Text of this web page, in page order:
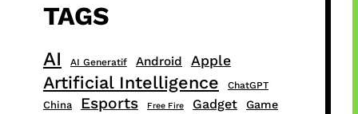
TAGS
AI AI Generatif Android Apple
Artificial Intelligence ChatGPT
China Esports Free Fire Gadget Game